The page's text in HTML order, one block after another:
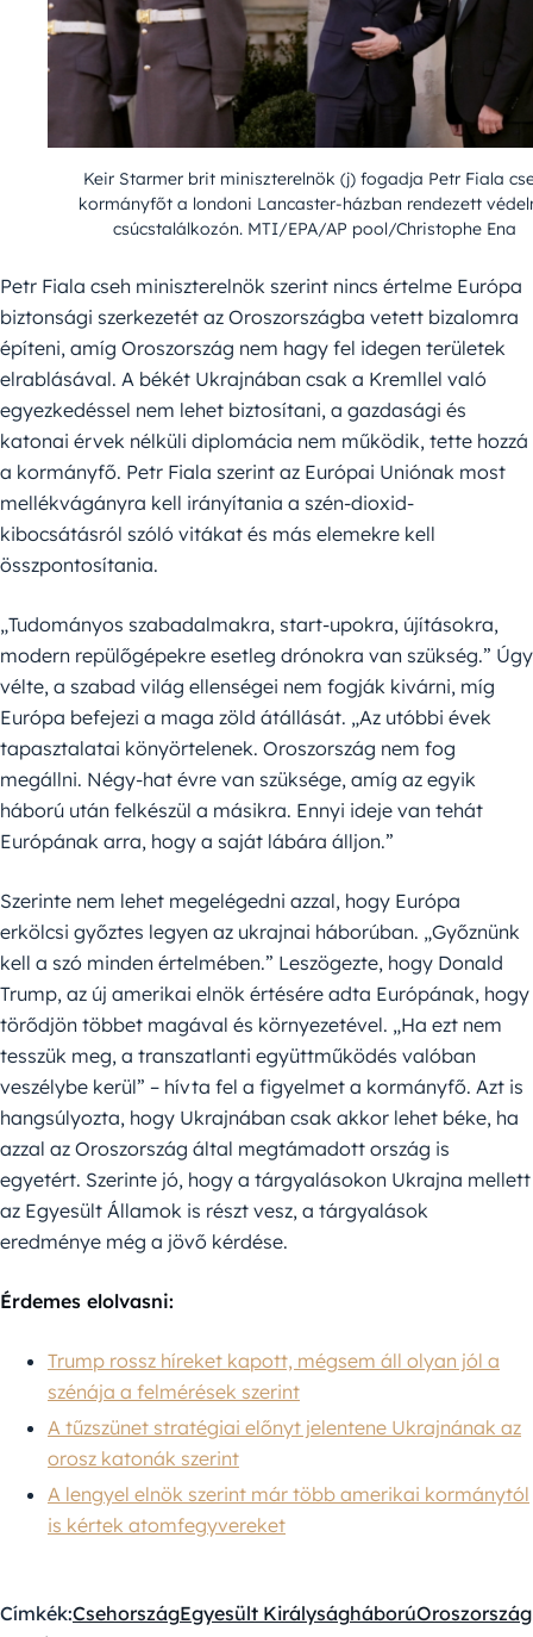
Keir Starmer brit miniszterelnök (j) fogadja Petr Fiala
kormányfőt a londoni Lancaster-házban rendezett
csúcstalálkozón. MTI/EPA/AP pool/Christophe Ena
Petr Fiala cseh miniszterelnök szerint nincs értelme Európa
biztonsági szerkezetét az Oroszországba vetett bizalomra
építeni, amíg Oroszország nem hagy fel idegen területek
elrablásával. A békét Ukrajnában csak a Kremllel való
egyezkedéssel nem lehet biztosítani, a gazdasági és
katonai érvek nélküli diplomácia nem működik, tette hozzá
a kormányfő. Petr Fiala szerint az Európai Uniónak most
mellékvágányra kell irányítania a szén-dioxid-
kibocsátásról szóló vitákat és más elemekre kell
összpontosítania.
„Tudományos szabadalmakra, start-upokra, újításokra,
modern repülőgépekre esetleg drónokra van szükség.” Úgy
vélte, a szabad világ ellenségei nem fogják kivárni, míg
Európa befejezi a maga zöld átállását. „Az utóbbi évek
tapasztalatai könyörtelenek. Oroszország nem fog
megállni. Négy-hat évre van szüksége, amíg az egyik
háború után felkészül a másikra. Ennyi ideje van tehát
Európának arra, hogy a saját lábára álljon.”
Szerinte nem lehet megelégedni azzal, hogy Európa
erkölcsi győztes legyen az ukrajnai háborúban. „Győznünk
kell a szó minden értelmében.” Leszögezte, hogy Donald
Trump, az új amerikai elnök értésére adta Európának, hogy
törődjön többet magával és környezetével. „Ha ezt nem
tesszük meg, a transzatlanti együttműködés valóban
veszélybe kerül” – hívta fel a figyelmet a kormányfő. Azt is
hangsúlyozta, hogy Ukrajnában csak akkor lehet béke, ha
azzal az Oroszország által megtámadott ország is
egyetért. Szerinte jó, hogy a tárgyalásokon Ukrajna mellett
az Egyesült Államok is részt vesz, a tárgyalások
eredménye még a jövő kérdése.
Érdemes elolvasni:
Trump rossz híreket kapott, mégsem áll olyan jól a
szénája a felmérések szerint
A tűzszünet stratégiai előnyt jelentene Ukrajnának az
orosz katonák szerint
A lengyel elnök szerint már több amerikai kormánytól
is kértek atomfegyvereket
Címkék:CsehországEgyesült KirályságháborúOroszország